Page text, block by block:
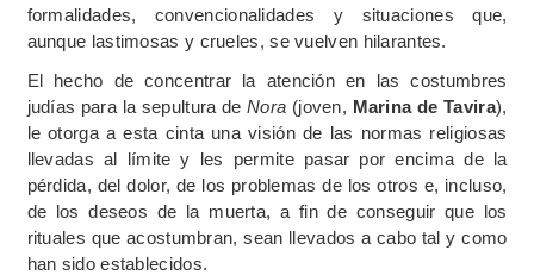
formalidades, convencionalidades y situaciones que,
aunque lastimosas y crueles, se vuelven hilarantes.
El hecho de concentrar la atención en las costumbres
judías para la sepultura deNora (joven, Marina de Tavira),
le otorga a esta cinta una visión de las normas religiosas
llevadas al límite y les permite pasar por encima de la
pérdida, del dolor, de los problemas de los otros e, incluso,
de los deseos de la muerta, a fin de conseguir que los
rituales que acostumbran, sean llevados a cabo tal y como
han sido establecidos.